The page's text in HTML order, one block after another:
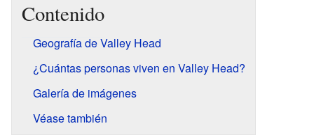
Contenido
Geografía de Valley Head
¿Cuántas personas viven en Valley Head?
Galería de imágenes
Véase también